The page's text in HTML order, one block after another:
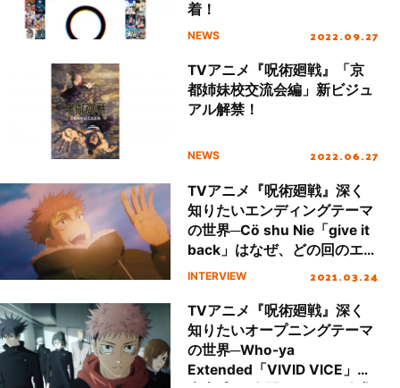
着！
NEWS 2022.09.27
TVアニメ『呪術廻戦』「京
都姉妹校交流会編」新ビジュ
アル解禁！
NEWS 2022.06.27
TVアニメ『呪術廻戦』深く
知りたいエンディングテーマ
の世界─Cö shu Nie「give it
back」はなぜ、どの回のエン
ディングにも溶け合う楽曲に
INTERVIEW 2021.03.24
TVアニメ『呪術廻戦』深く
知りたいオープニングテーマ
の世界─Who-ya
Extended「VIVID VICE」